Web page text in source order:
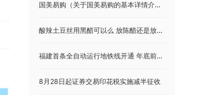
国美易购（关于国美易购的基本详情介绍）
酸辣土豆丝用黑醋可以么 放陈醋还是放白醋
福建首条全自动运行地铁线开通 年底前领券免费乘福州地铁
8月28日起证券交易印花税实施减半征收